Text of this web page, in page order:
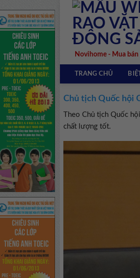
Skip
content
Novihome - Mua
TRANG CHỦ
Chủ tịch Quốc hội
Theo Chủ tịch Quốc
chất lượng tốt.